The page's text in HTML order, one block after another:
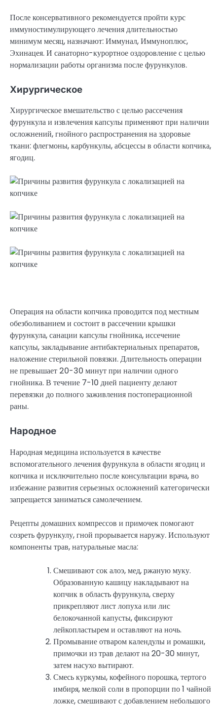
После консервативного рекомендуется пройти курс
иммуностимулирующего лечения длительностью
минимум месяц, назначают: Иммунал, Иммуноплюс,
Эхинацея. И санаторно-курортное оздоровление с целью
нормализации работы организма после фурункулов.
Хирургическое
Хирургическое вмешательство с целью рассечения
фурункула и извлечения капсулы применяют при наличии
осложнений, гнойного распространения на здоровые
ткани: флегмоны, карбункулы, абсцессы в области копчика,
ягодиц.
Операция на области копчика проводится под местным
обезболиванием и состоит в рассечении крышки
фурункула, санации капсулы гнойника, иссечение
капсулы, закладывание антибактериальных препаратов,
наложение стерильной повязки. Длительность операции
не превышает 20-30 минут при наличии одного
гнойника. В течение 7-10 дней пациенту делают
перевязки до полного заживления постоперационной
раны.
Народное
Народная медицина используется в качестве
вспомогательного лечения фурункула в области ягодиц и
копчика и исключительно после консультации врача, во
избежание развития серьезных осложнений категорически
запрещается заниматься самолечением.
Рецепты домашних компрессов и примочек помогают
созреть фурункулу, гной прорывается наружу. Используют
компоненты трав, натуральные масла:
Смешивают сок алоэ, мед, ржаную муку.
Образованную кашицу накладывают на
копчик в область фурункула, сверху
прикрепляют лист лопуха или лис
белокочанной капусты, фиксируют
лейкопластырем и оставляют на ночь.
Промывание отваром календулы и ромашки,
примочки из трав делают на 20-30 минут,
затем насухо вытирают.
Смесь куркумы, кофейного порошка, тертого
имбиря, мелкой соли в пропорции по 1 чайной
ложке, смешивают с добавлением небольшого